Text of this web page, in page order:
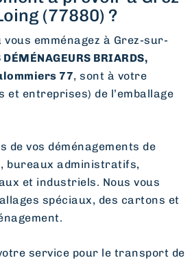
(77880) ?
vous emménagez à Grez-sur-
DÉMÉNAGEURS BRIARDS,
77, sont à votre
entreprises) de l’emballage
de vos déménagements de
bureaux administratifs,
et industriels. Nous vous
spéciaux, des cartons et
service pour le transport de